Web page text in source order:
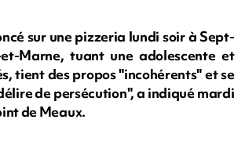
sur une pizzeria lundi soir à Sept-
Marne, tuant une adolescente et
tient des propos "incohérents" et se
de persécution", a indiqué mardi
de Meaux.